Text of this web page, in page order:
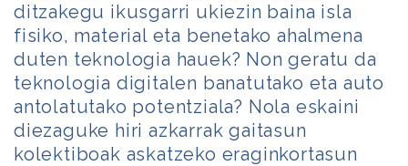
ditzakegu ikusgarri ukiezin baina isla
fisiko, material eta benetako ahalmena
duten teknologia hauek? Non geratu da
teknologia digitalen banatutako eta auto
antolatutako potentziala? Nola eskaini
diezaguke hiri azkarrak gaitasun
kolektiboak askatzeko eraginkortasun